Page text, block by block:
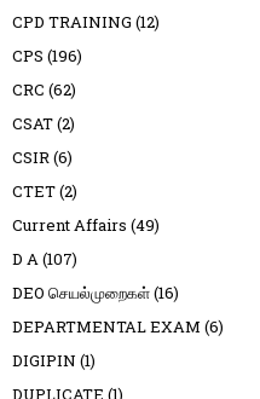
CPD TRAINING (12)
CPS (196)
CRC (62)
CSAT(2)
CSIR(6)
CTET(2)
Current Affairs (49)
D A(107)
DEO செயல்முறைகள்(16)
DEPARTMENTAL EXAM (6)
DIGIPIN (1)
DUPLICATE (1)